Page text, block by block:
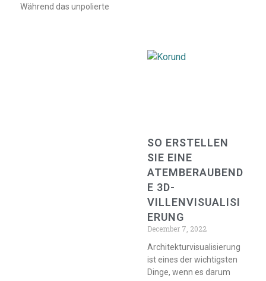
Während das unpolierte
SO ERSTELLEN
SIE EINE
ATEMBERAUBEND
E 3D-
VILLENVISUALISI
ERUNG
December 7, 2022
Architekturvisualisierung
ist eines der wichtigsten
Dinge, wenn es darum